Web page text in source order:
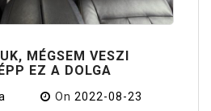
MÉGSEM VESZI
EZ A DOLGA
On 2022-08-23